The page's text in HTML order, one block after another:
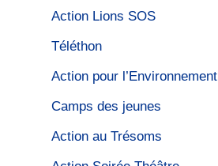
Action Lions SOS
Téléthon
Action pour l’Environnement
Camps des jeunes
Action au Trésoms